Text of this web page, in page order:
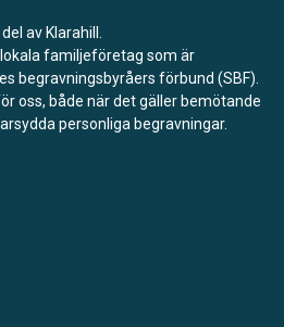
av Klarahill.
familjeföretag som är
begravningsbyråers förbund (SBF).
oss, både när det gäller bemötande
personliga begravningar.